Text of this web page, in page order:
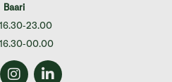
Baari
23.00
00.00